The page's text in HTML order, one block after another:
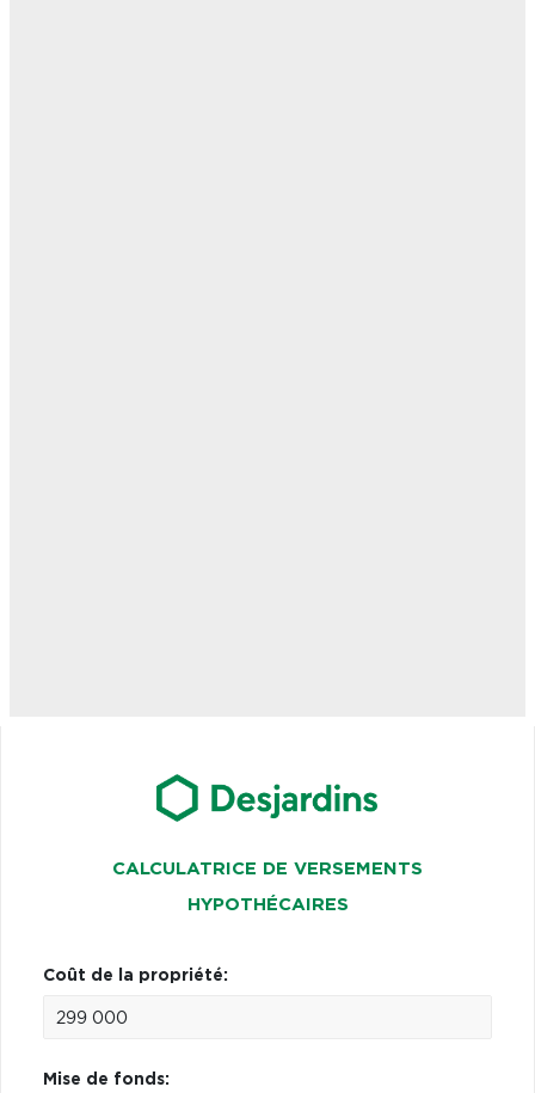
CALCULATRICE DE VERSEMENTS
HYPOTHÉCAIRES
Coût de la propriété:
Mise de fonds: